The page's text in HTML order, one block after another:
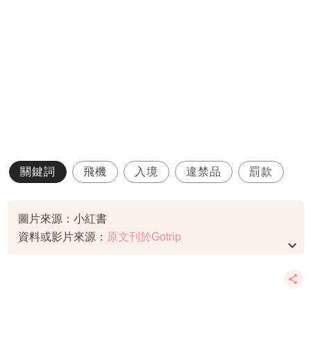
關鍵詞 飛機 入境 違禁品 罰款
圖片來源：小紅書
資料或影片來源： 原文刊於Gotrip